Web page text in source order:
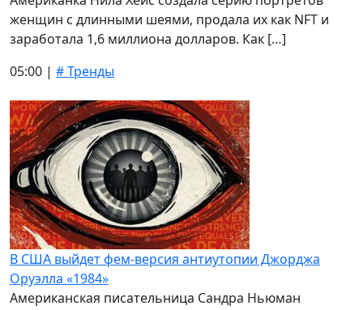
женщин с длинными шеями, продала их как NFT и
заработала 1,6 миллиона долларов. Как […]
05:00 | # Тренды
В США выйдет фем-версия антиутопии Джорджа
Оруэлла «1984»
Американская писательница Сандра Ньюман